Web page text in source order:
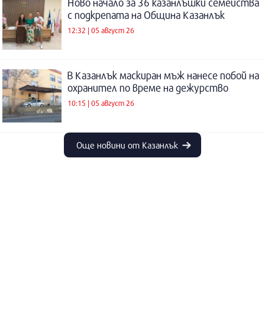
Ново начало за 36 казанлъшки семейства
с подкрепата на Община Казанлък
12:32 | 05 август 26
В Казанлък маскиран мъж нанесе побой на
охранител по време на дежурство
10:15 | 05 август 26
Още новини от Казанлък